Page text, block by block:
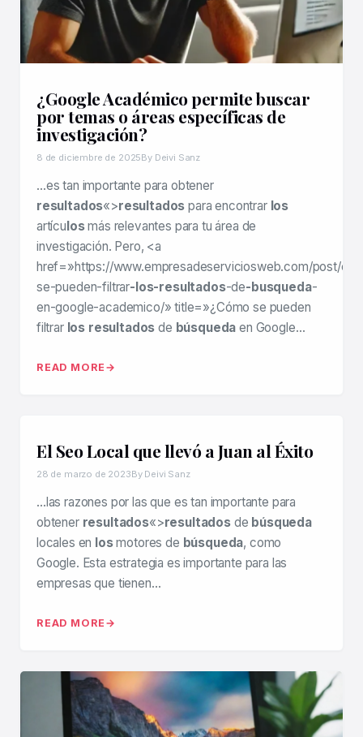
¿Google Académico permite buscar
por temas o áreas específicas de
investigación?
8 de diciembre de 2025By Deivi Sanz
…es tan importante para obtener
resultados«>resultados para encontrar los
artículosmás relevantes para tu área de
investigación. Pero, <a
href=»https://www.empresadeserviciosweb.com/post/
se-pueden-filtrar-los-resultados-de-busqueda-
en-google-academico/» title=»¿Cómo se pueden
filtrar los resultados de búsqueda en Google…
READ MORE
El Seo Local que llevó a Juan al Éxito
28 de marzo de 2023By Deivi Sanz
…las razones por las que es tan importante para
obtener resultados«>resultadosde búsqueda
locales en losmotores de búsqueda, como
Google. Esta estrategia es importante para las
empresas que tienen…
READ MORE